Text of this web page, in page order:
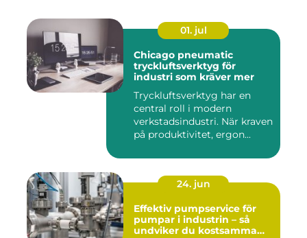
01. jul
Chicago pneumatic
tryckluftsverktyg för
industri som kräver mer
Tryckluftsverktyg har en
central roll i modern
verkstadsindustri. När kraven
på produktivitet, ergon...
24. jun
Effektiv pumpservice för
pumpar i industrin – så
undviker du kostsamma